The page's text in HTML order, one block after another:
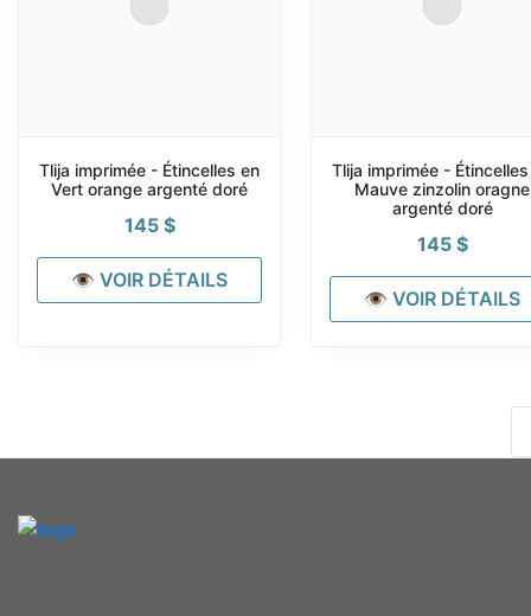
Tlija imprimée - Étincelles en
Vert orange argenté doré
145$
👁 VOIR DÉTAILS
Tlija imprimée -
Mauve zinzolin oragne
argenté doré
145$
👁 VOIR DÉTAILS